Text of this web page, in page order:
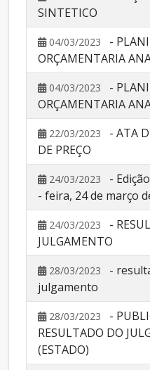
SINTETICO
04/03/2023
-
ORÇAMENTARIA
04/03/2023
-
ORÇAMENTARIA
22/03/2023
- ATA
DE PREÇO
24/03/2023
-
- feira, 24 de março
24/03/2023
-
JULGAMENTO
28/03/2023
-
julgamento
28/03/2023
-
RESULTADO DO
(ESTADO)